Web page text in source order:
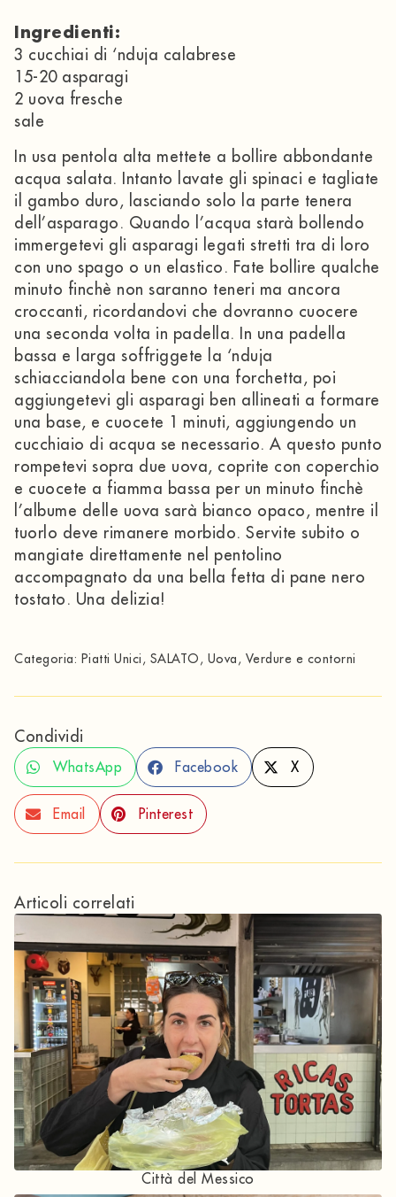
Ingredienti:
3 cucchiai di ‘nduja calabrese
15-20 asparagi
2 uova fresche
sale
In usa pentola alta mettete a bollire abbondante
acqua salata. Intanto lavate gli spinaci e tagliate
il gambo duro, lasciando solo la parte tenera
dell’asparago. Quando l’acqua starà bollendo
immergetevi gli asparagi legati stretti tra di loro
con uno spago o un elastico. Fate bollire qualche
minuto finchè non saranno teneri ma ancora
croccanti, ricordandovi che dovranno cuocere
una seconda volta in padella. In una padella
bassa e larga soffriggete la ‘nduja
schiacciandola bene con una forchetta, poi
aggiungetevi gli asparagi ben allineati a formare
una base, e cuocete 1 minuti, aggiungendo un
cucchiaio di acqua se necessario. A questo punto
rompetevi sopra due uova, coprite con coperchio
e cuocete a fiamma bassa per un minuto finchè
l’albume delle uova sarà bianco opaco, mentre il
tuorlo deve rimanere morbido. Servite subito o
mangiate direttamente nel pentolino
accompagnato da una bella fetta di pane nero
tostato. Una delizia!
Categoria: Piatti Unici, SALATO, Uova, Verdure e contorni
Condividi
WhatsApp Facebook X
Email Pinterest
Articoli correlati
Città del Messico